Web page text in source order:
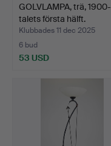
GOLVLAMPA, trä, 1900-
talets första hälft.
Klubbades 11 dec 2025
6 bud
53 USD